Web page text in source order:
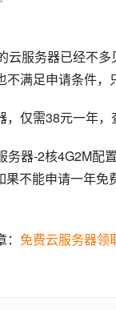
云服务器已经不
满足申请条件，
，仅需38元一年，
器-2核4G2M配
不能申请一年免
免费云服务器领